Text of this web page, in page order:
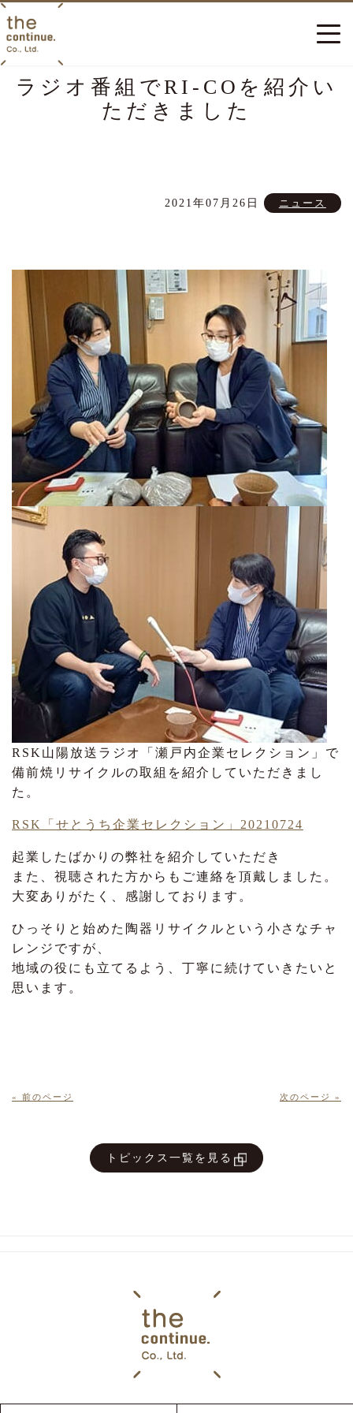
ラジオ番組でRI-COを紹介い
ただきました
2021年07月26日 ニュース
RSK山陽放送ラジオ「瀬戸内企業セレクション」で
備前焼リサイクルの取組を紹介していただきまし
た。
RSK「せとうち企業セレクション」20210724
起業したばかりの弊社を紹介していただき
また、視聴された方からもご連絡を頂戴しました。
大変ありがたく、感謝しております。
ひっそりと始めた陶器リサイクルという小さなチャ
レンジですが、
地域の役にも立てるよう、丁寧に続けていきたいと
思います。
« 前のページ 次のページ »
トピックス一覧を見る